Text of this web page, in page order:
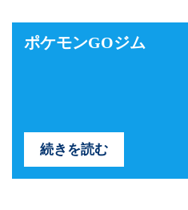
ポケモンGOジム
続きを読む